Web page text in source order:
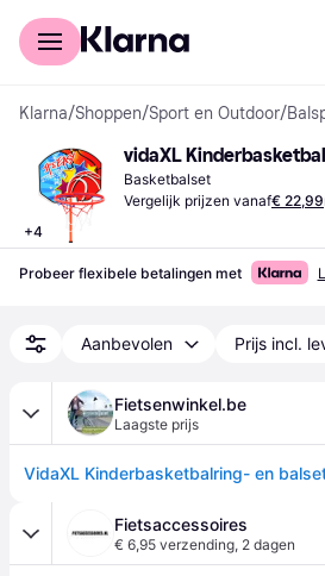
Voor shoppers
Klarna/Shoppen/Sport en Outdoor/
+4
vidaXL
Basketbalset
Vergelijk prijzen vanaf€ 22,99
Probeer flexibele betalingen met
Aanbevolen Prijs incl.
Fietsenwinkel.be
Laagste prijs
VidaXL Kinderbasketbalring- en
Fietsaccessoires
€ 6,95 verzending, 2 dagen